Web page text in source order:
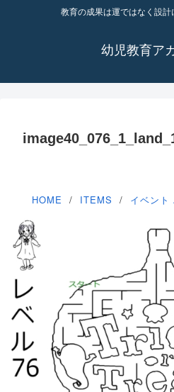
教育の成果は運ではなく設計
幼児教育ア
HOME ITEMS イベント